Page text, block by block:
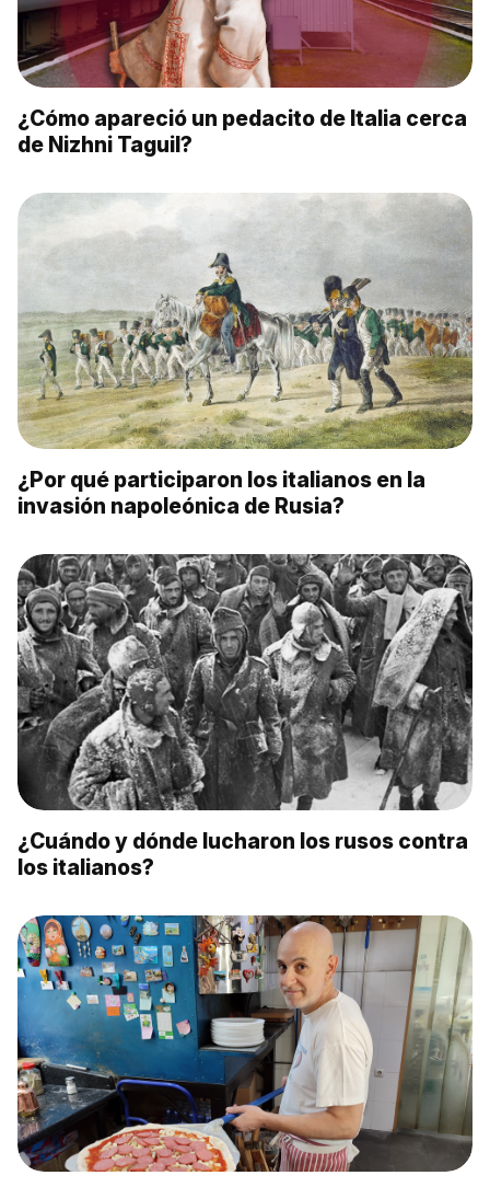
¿Cómo apareció un pedacito de Italia cerca
de Nizhni Taguil?
¿Por qué participaron los italianos en la
invasión napoleónica de Rusia?
¿Cuándo y dónde lucharon los rusos contra
los italianos?